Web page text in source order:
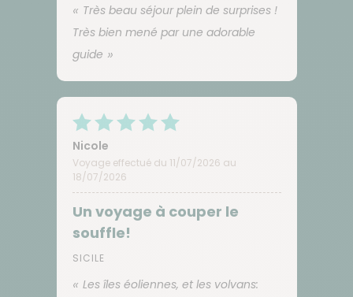
Très beau séjour plein de surprises !
Très bien mené par une adorable
guide
Nicole
Voyage effectué du 11/07/2026 au
18/07/2026
Un voyage à couper le
souffle!
SICILE
Les îles éoliennes, et les volvans: